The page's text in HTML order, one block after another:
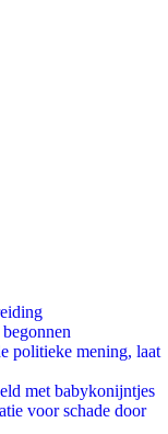
politieke mening, laat
met babykonijntjes
voor schade door